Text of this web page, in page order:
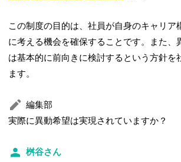
この制度の目的は、社員が自身のキャリア
に考える機会を確保することです。また、
は基本的に前向きに検討するという方針を
ます。
編集部
実際に異動希望は実現されていますか？
桝谷さん